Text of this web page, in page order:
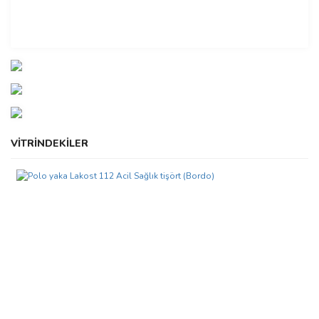
VİTRİNDEKİLER